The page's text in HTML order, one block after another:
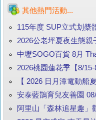
其他熱門活動...
115年度 SUP立式划槳
2026公老坪夏夜生態親
中壢SOGO百貨 8月
2026桃園蓮花季【8/
【 2026 日月潭電動
安泰藍鵲育兒友善園
阿里山「森林追星趣」